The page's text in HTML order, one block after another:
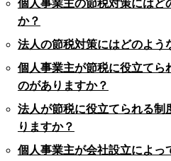
個人事業主の節税対策にはど
か？
法人の節税対策にはどのよう
個人事業主が節税に役立てら
のがありますか？
法人が節税に役立てられる制
りますか？
個人事業主が会社設立によっ